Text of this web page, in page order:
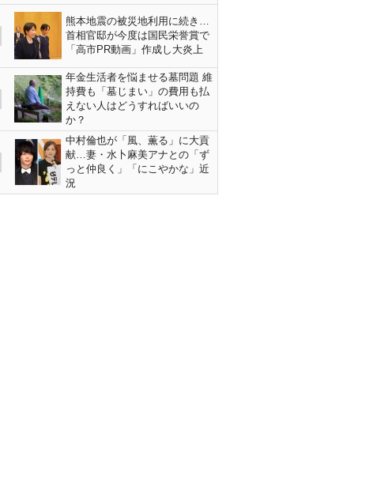
熊本地震の被災地利用に続き…
首相官邸が今度は国民栄誉賞で
「高市PR動画」作成し大炎上
年金生活者を悩ませる墓問題 維
持費も「墓じまい」の費用も払
えない人はどうすればいいの
か？
中村倫也が「風、薫る」に大貢
献…妻・水卜麻美アナとの「ず
っと仲良く」「にこやかな」近
況